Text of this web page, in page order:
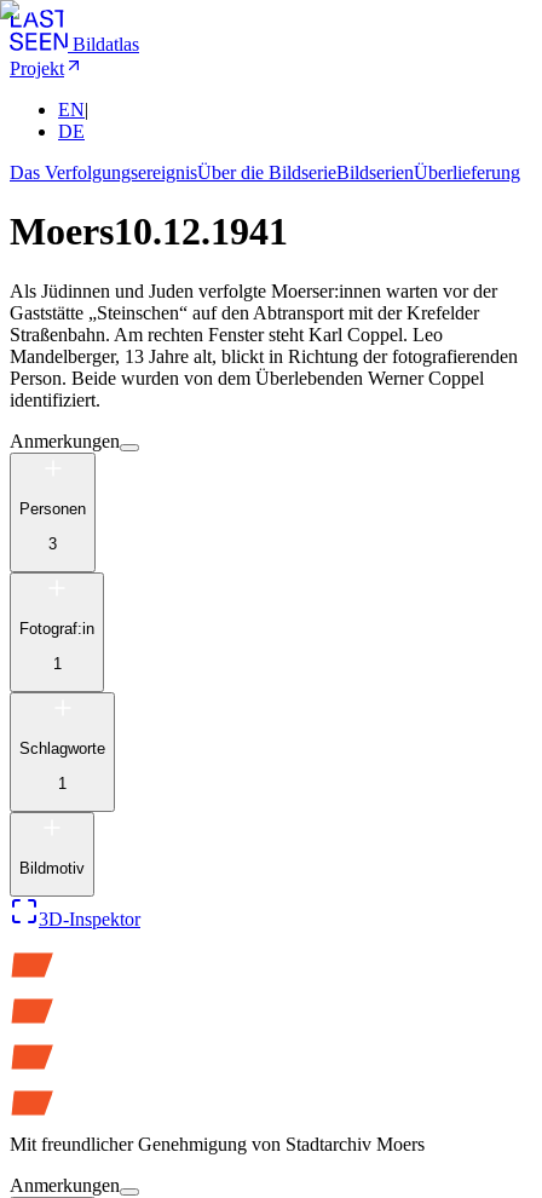
Bildatlas
Projekt
EN|
DE
Das VerfolgungsereignisÜber die BildserieBildserienÜberlieferung
Moers10.12.1941
Als Jüdinnen und Juden verfolgte Moerser:innen warten vor der
Gaststätte „Steinschen“ auf den Abtransport mit der Krefelder
Straßenbahn. Am rechten Fenster steht Karl Coppel. Leo
Mandelberger, 13 Jahre alt, blickt in Richtung der fotografierenden
Person. Beide wurden von dem Überlebenden Werner Coppel
identifiziert.
Anmerkungen
Personen
3
Fotograf:in
1
Schlagworte
1
Bildmotiv
3D-Inspektor
Mit freundlicher Genehmigung von Stadtarchiv Moers
Anmerkungen